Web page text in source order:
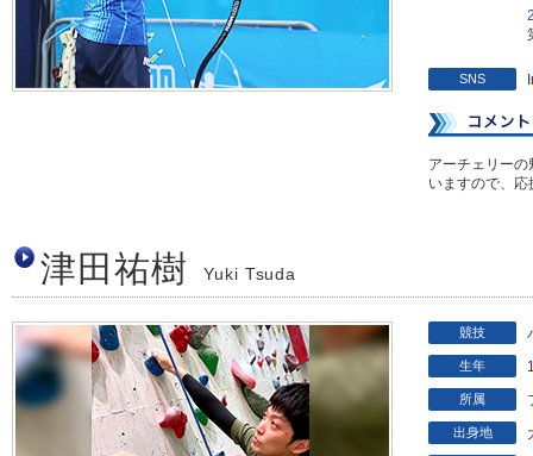
SNS
アーチェリー
いますので、
津田祐樹 Yuki Tsuda
競技
生年
所属
出身地